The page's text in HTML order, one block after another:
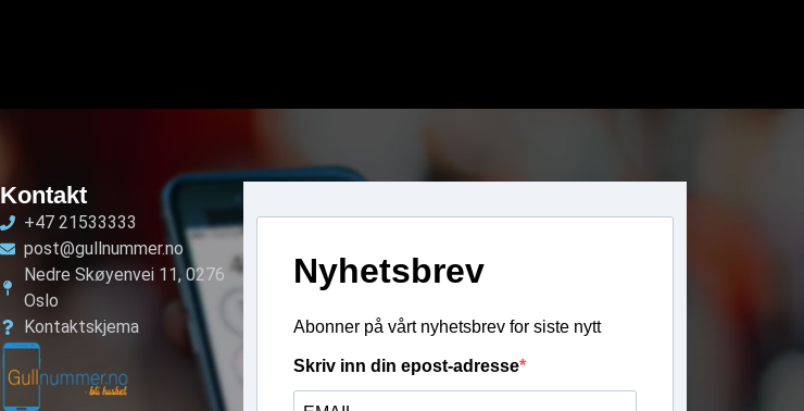
Kontakt
+47 21533333
post@gullnummer.no
Nedre Skøyenvei 11, 0276
Oslo
Kontaktskjema
Nyhetsbrev
Abonner på vårt nyhetsbrev for siste nytt
Skriv inn din epost-adresse